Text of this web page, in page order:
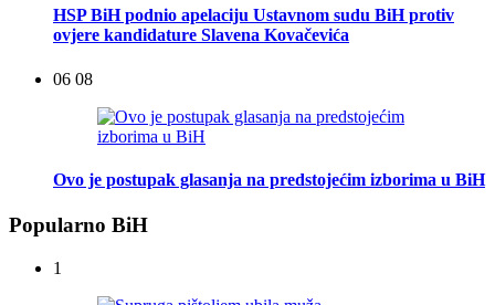
HSP BiH podnio apelaciju Ustavnom sudu BiH protiv
ovjere kandidature Slavena Kovačevića
06 08
Ovo je postupak glasanja na predstojećim izborima u BiH
Popularno BiH
1